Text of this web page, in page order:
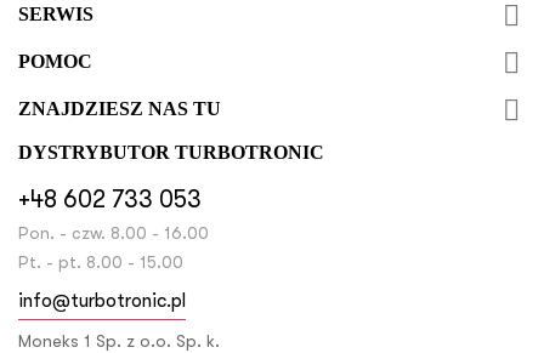
SERWIS 
POMOC 
ZNAJDZIESZ NAS TU 
DYSTRYBUTOR TURBOTRONIC
+48 602 733 053
Pon. - czw. 8.00 - 16.00
Pt. - pt. 8.00 - 15.00
info@turbotronic.pl
Moneks 1 Sp. z o.o. Sp. k.